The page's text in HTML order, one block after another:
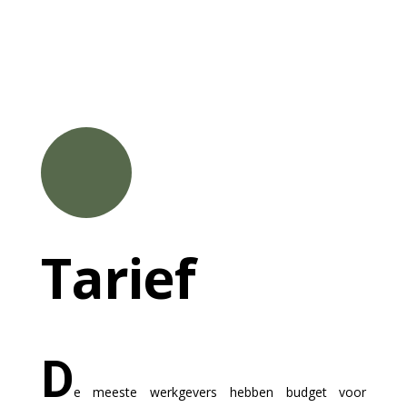
Tarief
De meeste werkgevers hebben budget voor